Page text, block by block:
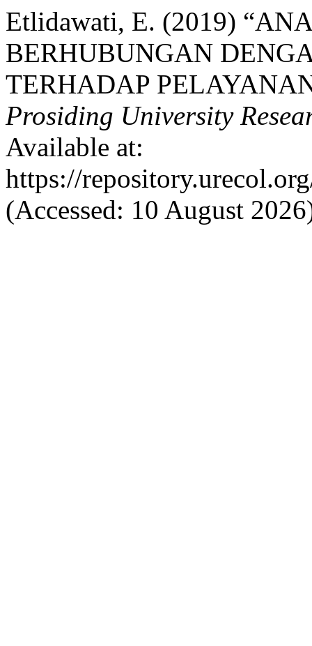
Etlidawati, E. (2019)
BERHUBUNGAN
TERHADAP
Prosiding University
Available at:
https://
(Accessed: 10 August